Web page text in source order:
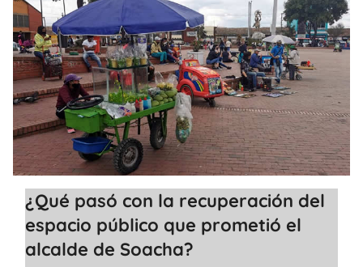
¿Qué pasó con la recuperación del
espacio público que prometió el
alcalde de Soacha?